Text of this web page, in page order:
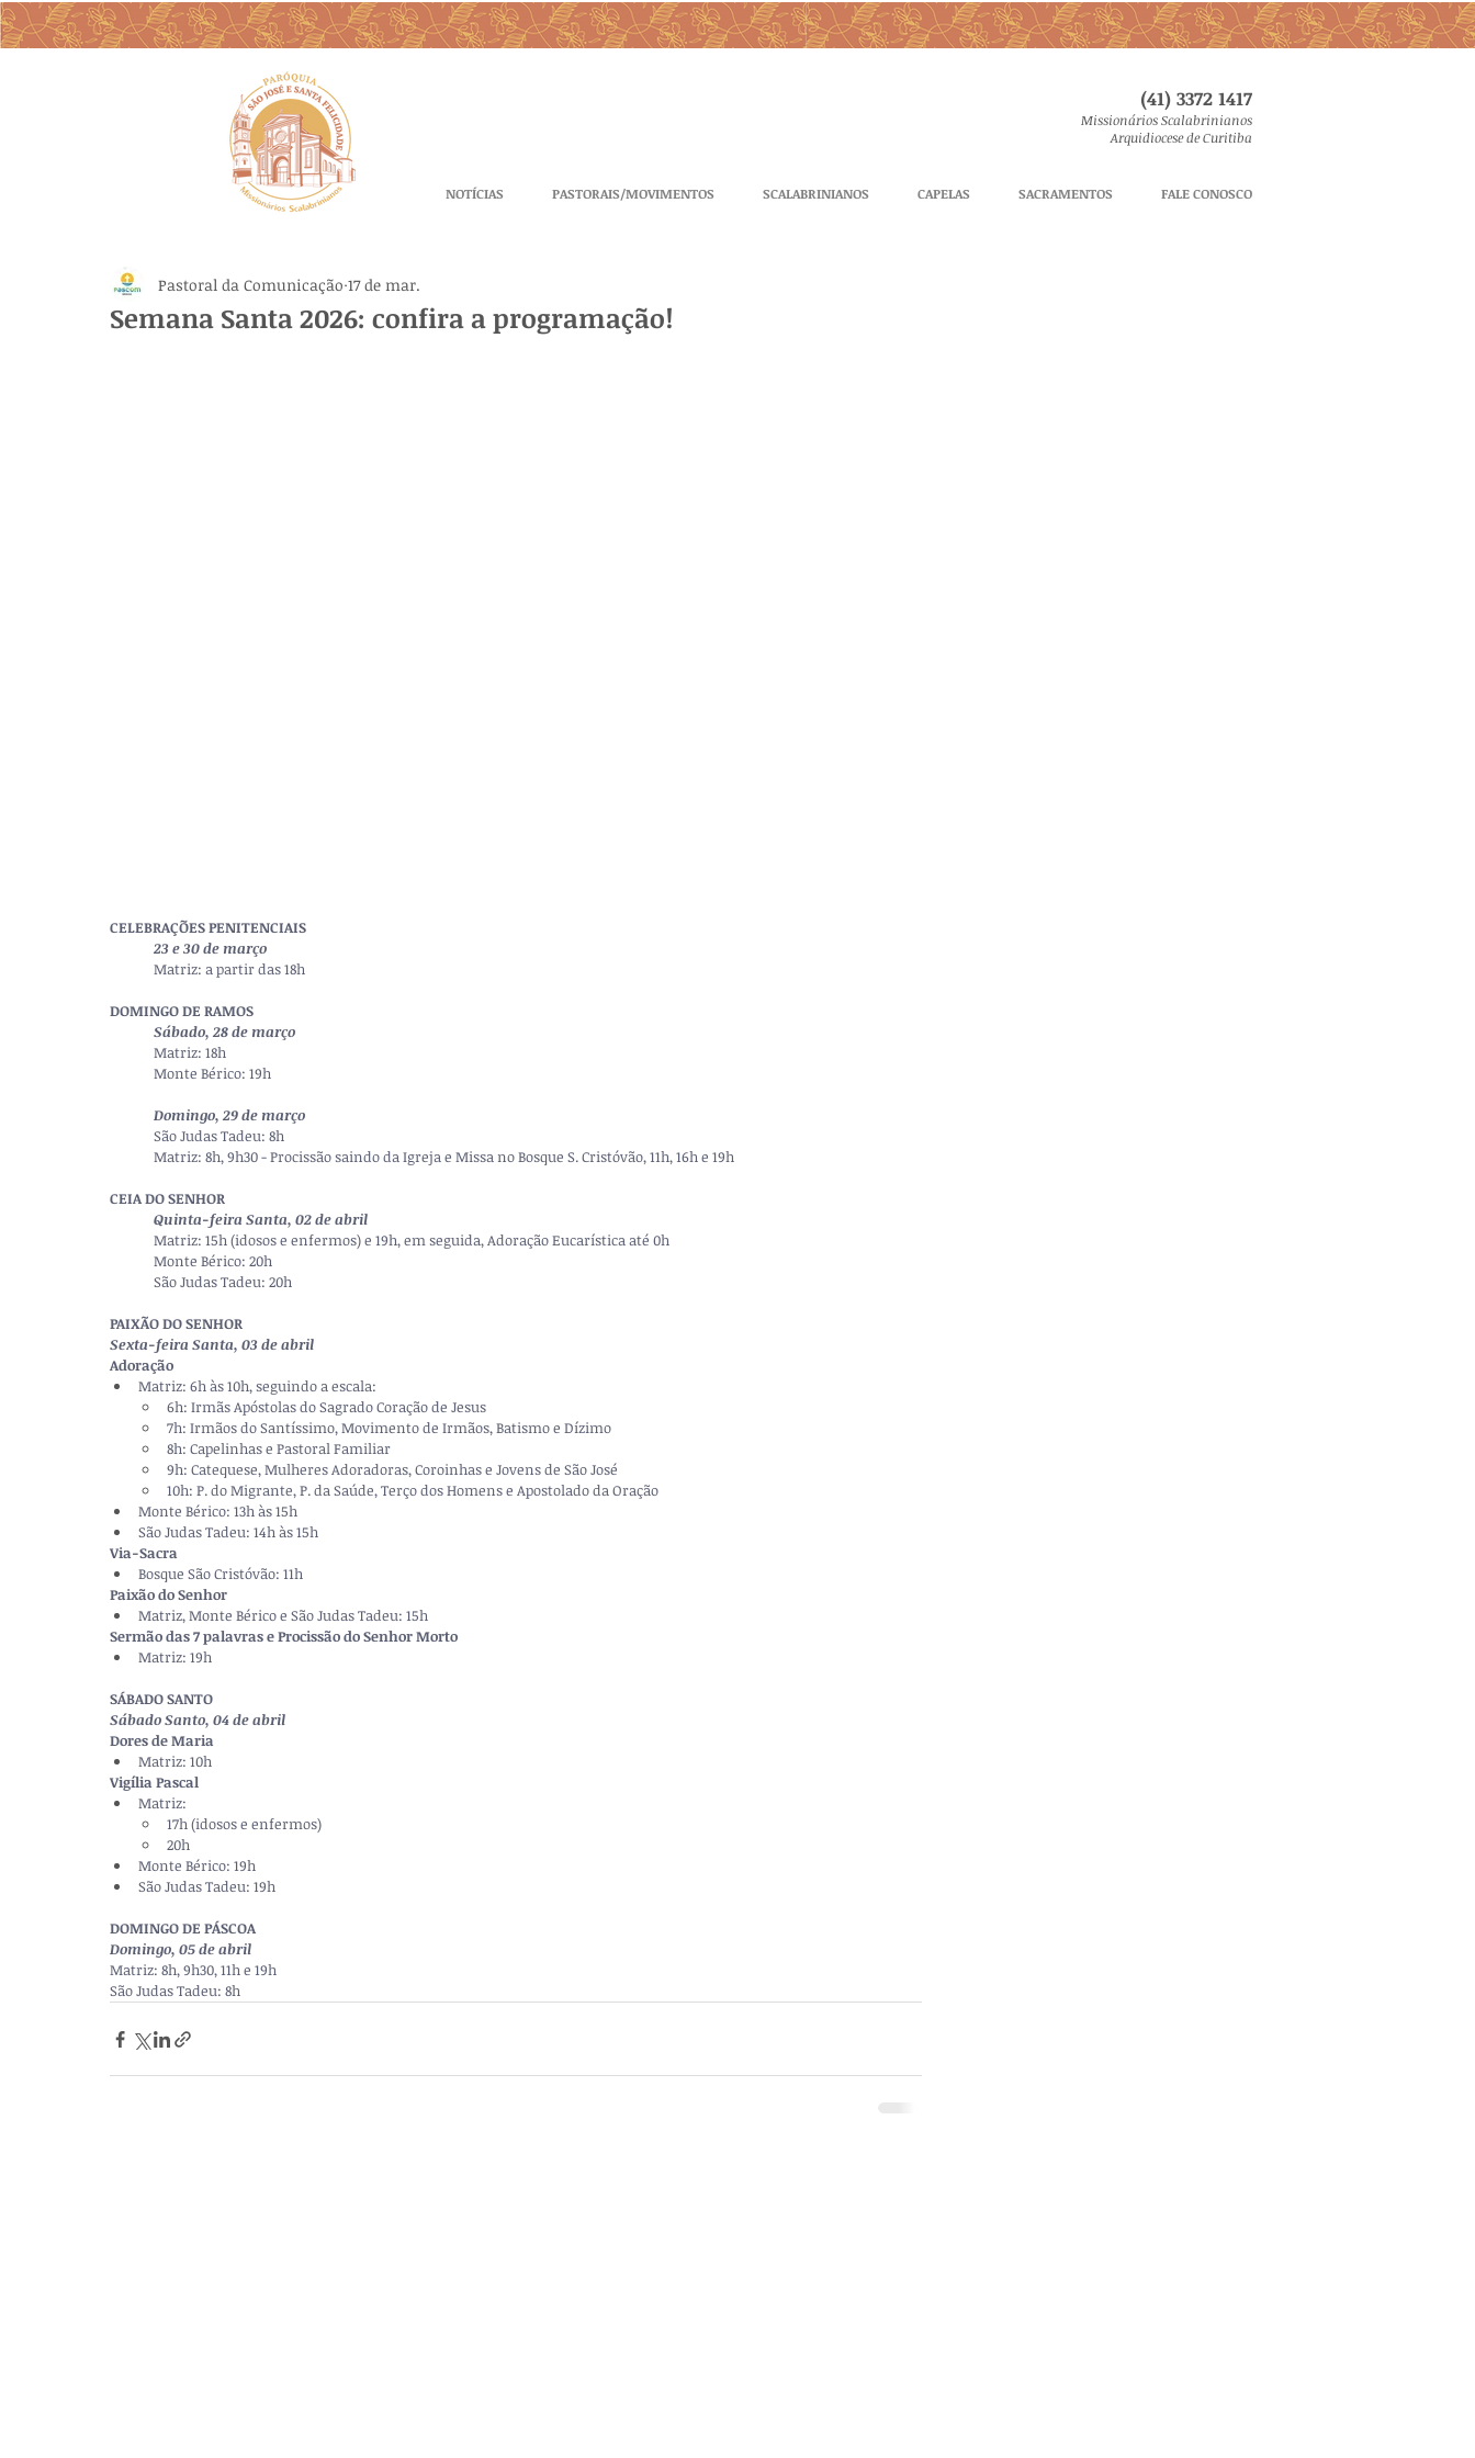
(41) 3372 1417
Missionários Scalabrinianos
Arquidiocese de Curitiba
NOTÍCIAS PASTORAIS/MOVIMENTOS SCALABRINIANOS CAPELAS SACRAMENTOS FALE CONOSCO
Semana Santa 2026: confira a programação!
Pastoral da Comunicação 17 de mar.
CELEBRAÇÕES PENITENCIAIS
23 e 30 de março
Matriz: a partir das 18h
DOMINGO DE RAMOS
Sábado, 28 de março
Matriz: 18h
Monte Bérico: 19h
Domingo, 29 de março
São Judas Tadeu: 8h
Matriz: 8h, 9h30 - Procissão saindo da Igreja e Missa no Bosque S. Cristóvão, 11h, 16h e 19h
CEIA DO SENHOR
Quinta-feira Santa, 02 de abril
Matriz: 15h (idosos e enfermos) e 19h, em seguida, Adoração Eucarística até 0h
Monte Bérico: 20h
São Judas Tadeu: 20h
PAIXÃO DO SENHOR
Sexta-feira Santa, 03 de abril
Adoração
Matriz: 6h às 10h, seguindo a escala:
6h: Irmãs Apóstolas do Sagrado Coração de Jesus
7h: Irmãos do Santíssimo, Movimento de Irmãos, Batismo e Dízimo
8h: Capelinhas e Pastoral Familiar
9h: Catequese, Mulheres Adoradoras, Coroinhas e Jovens de São José
10h: P. do Migrante, P. da Saúde, Terço dos Homens e Apostolado da Oração
Monte Bérico: 13h às 15h
São Judas Tadeu: 14h às 15h
Via-Sacra
Bosque São Cristóvão: 11h
Paixão do Senhor
Matriz, Monte Bérico e São Judas Tadeu: 15h
Sermão das 7 palavras e Procissão do Senhor Morto
Matriz: 19h
SÁBADO SANTO
Sábado Santo, 04 de abril
Dores de Maria
Matriz: 10h
Vigília Pascal
Matriz:
17h (idosos e enfermos)
20h
Monte Bérico: 19h
São Judas Tadeu: 19h
DOMINGO DE PÁSCOA
Domingo, 05 de abril
Matriz: 8h, 9h30, 11h e 19h
São Judas Tadeu: 8h